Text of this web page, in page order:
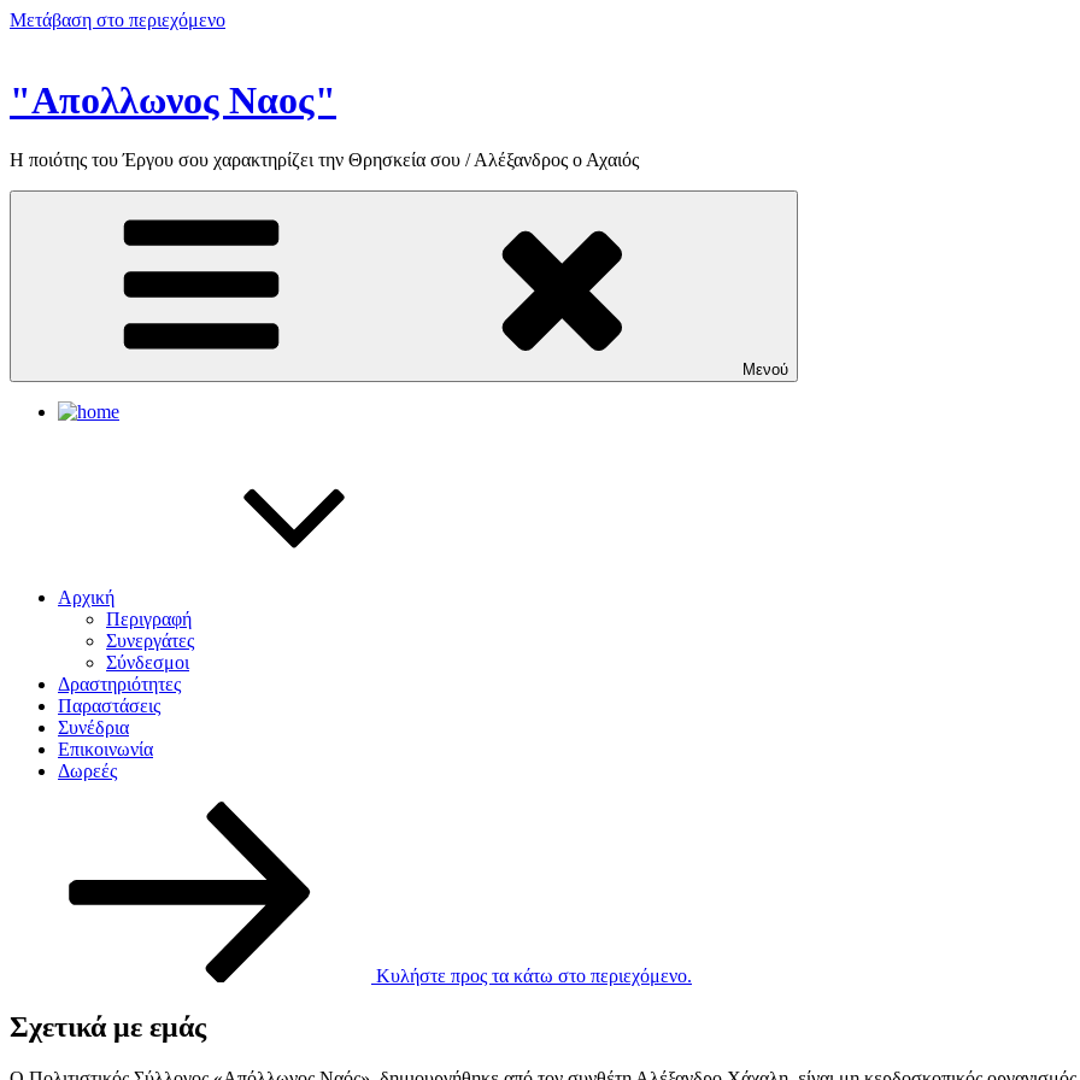
Μετάβαση στο περιεχόμενο
"Απολλωνος Ναος"
Η ποιότης του Έργου σου χαρακτηρίζει την Θρησκεία σου / Αλέξανδρος ο Αχαιός
Μενού
Αρχική
Περιγραφή
Συνεργάτες
Σύνδεσμοι
Δραστηριότητες
Παραστάσεις
Συνέδρια
Επικοινωνία
Δωρεές
Κυλήστε προς τα κάτω στο περιεχόμενο.
Σχετικά με εμάς